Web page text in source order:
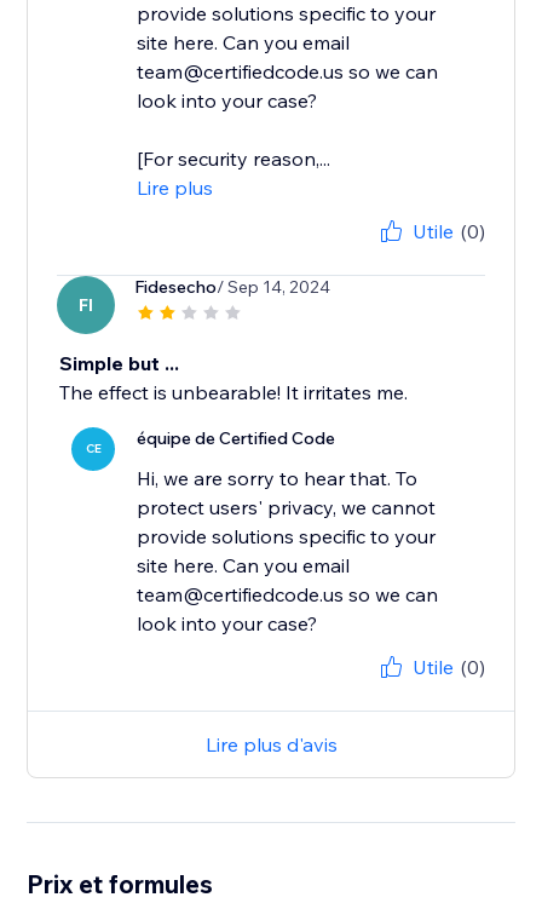
provide solutions specific to your
site here. Can you email
team@certifiedcode.us so we can
look into your case?
[For security reason,...
Lire plus
Utile (0)
FI
Fidesecho/ Sep 14, 2024
Simple but ...
The effect is unbearable! It irritates me.
CE équipe de Certified Code
Hi, we are sorry to hear that. To
protect users' privacy, we cannot
provide solutions specific to your
site here. Can you email
team@certifiedcode.us so we can
look into your case?
Utile (0)
Lire plus d'avis
Prix et formules